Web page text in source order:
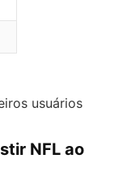
usuários
NFL ao